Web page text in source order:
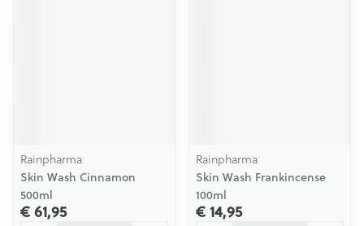
Rainpharma
Skin Wash Cinnamon
500ml
€ 61,95
Rainpharma
Skin Wash Frankincense
100ml
€ 14,95